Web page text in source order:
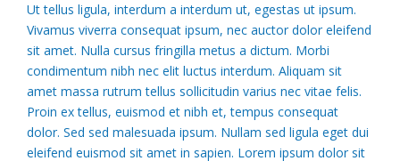
Ut tellus ligula, interdum a interdum ut, egestas ut ipsum.
Vivamus viverra consequat ipsum, nec auctor dolor eleifend
sit amet. Nulla cursus fringilla metus a dictum. Morbi
condimentum nibh nec elit luctus interdum. Aliquam sit
amet massa rutrum tellus sollicitudin varius nec vitae felis.
Proin ex tellus, euismod et nibh et, tempus consequat
dolor. Sed sed malesuada ipsum. Nullam sed ligula eget dui
eleifend euismod sit amet in sapien. Lorem ipsum dolor sit